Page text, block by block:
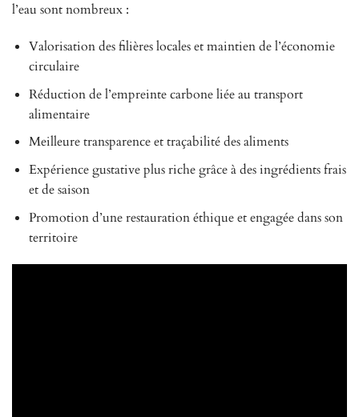
l’eau sont nombreux :
Valorisation des filières locales et maintien de l’économie
circulaire
Réduction de l’empreinte carbone liée au transport
alimentaire
Meilleure transparence et traçabilité des aliments
Expérience gustative plus riche grâce à des ingrédients frais
et de saison
Promotion d’une restauration éthique et engagée dans son
territoire